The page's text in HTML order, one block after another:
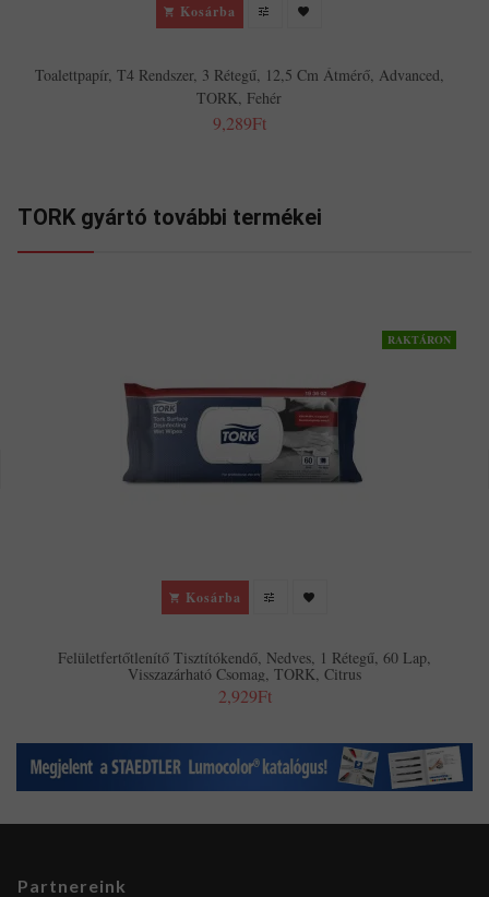
Kosárba
Toalettpapír, T4 Rendszer, 3 Rétegű, 12,5 Cm Átmérő, Advanced,
TORK, Fehér
9,289Ft
TORK gyártó további termékei
RAKTÁRON
Kosárba
Felületfertőtlenítő Tisztítókendő, Nedves, 1 Rétegű, 60 Lap,
Visszazárható Csomag, TORK, Citrus
2,929Ft
Partnereink